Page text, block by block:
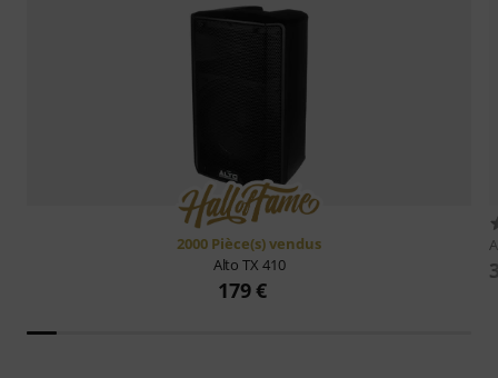
2000 Pièce(s) vendus
AltoTX 410
179 €